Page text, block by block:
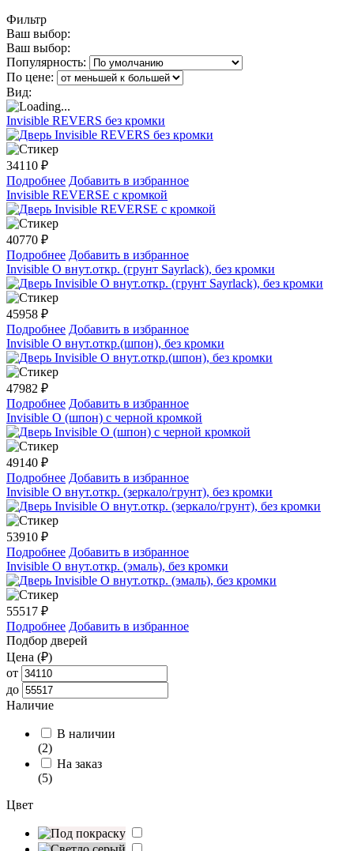
Фильтр
Ваш выбор:
Ваш выбор:
Популярность:
По цене:
Вид:
Invisible REVERS без кромки
34110 ₽
Подробнее Добавить в избранное
Invisible REVERSE с кромкой
40770 ₽
Подробнее Добавить в избранное
Invisible O внут.откр. (грунт Sayrlack), без кромки
45958 ₽
Подробнее Добавить в избранное
Invisible O внут.откр.(шпон), без кромки
47982 ₽
Подробнее Добавить в избранное
Invisible O (шпон) с черной кромкой
49140 ₽
Подробнее Добавить в избранное
Invisible O внут.откр. (зеркало/грунт), без кромки
53910 ₽
Подробнее Добавить в избранное
Invisible O внут.откр. (эмаль), без кромки
55517 ₽
Подробнее Добавить в избранное
Подбор дверей
Цена (₽)
от
до
Наличие
В наличии
(2)
На заказ
(5)
Цвет